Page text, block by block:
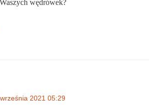
wędrówek?
2021 05:29